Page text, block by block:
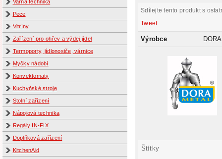
Varná technika
Pece
Vitríny
Zařízení pro ohřev a výdej jídel
Termoporty, jídlonosiče, várnice
Myčky nádobí
Konvektomaty
Kuchyňské stroje
Stolní zařízení
Nápojová technika
Regály IN-FIX
Doplňková zařízení
KitchenAid
Sdílejte tento produkt s
Tweet
Výrobce
Štítky